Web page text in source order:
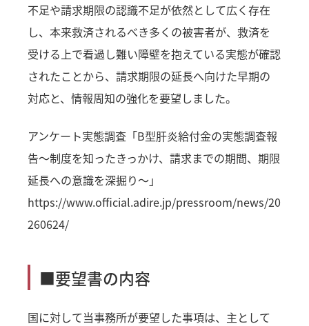
不足や請求期限の認識不足が依然として広く存在
し、本来救済されるべき多くの被害者が、救済を
受ける上で看過し難い障壁を抱えている実態が確認
されたことから、請求期限の延長へ向けた早期の
対応と、情報周知の強化を要望しました。
アンケート実態調査「B型肝炎給付金の実態調査報
告〜制度を知ったきっかけ、請求までの期間、期限
延長への意識を深掘り〜」
https://www.official.adire.jp/pressroom/news/20
260624/
■要望書の内容
国に対して当事務所が要望した事項は、主として